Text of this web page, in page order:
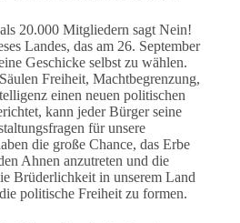
20.000 Mitgliedern sagt Nein!
Landes, das am 26. September
Geschicke selbst zu wählen.
Freiheit, Machtbegrenzung,
einen neuen politischen
kann jeder Bürger seine
für unsere
die große Chance, das Erbe
Ahnen anzutreten und die
Brüderlichkeit in unserem Land
politische Freiheit zu formen.